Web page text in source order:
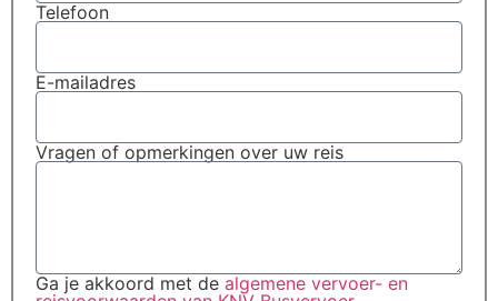
Telefoon
E-mailadres
Vragen of opmerkingen over uw reis
Ga je akkoord met de algemene vervoer- en